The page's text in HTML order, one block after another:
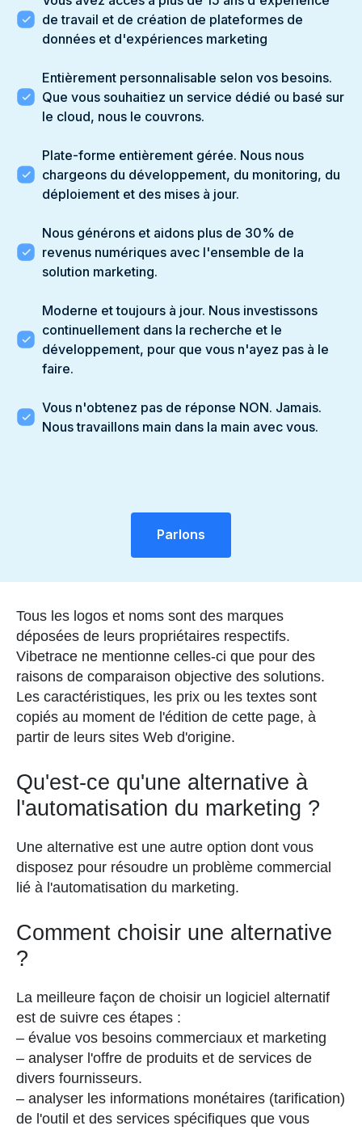
de travail et de création de plateformes de
données et d'expériences marketing
Entièrement personnalisable selon vos besoins.
Que vous souhaitiez un service dédié ou basé sur
le cloud, nous le couvrons.
Plate-forme entièrement gérée. Nous nous
chargeons du développement, du monitoring, du
déploiement et des mises à jour.
Nous générons et aidons plus de 30% de
revenus numériques avec l'ensemble de la
solution marketing.
Moderne et toujours à jour. Nous investissons
continuellement dans la recherche et le
développement, pour que vous n'ayez pas à le
faire.
Vous n'obtenez pas de réponse NON. Jamais.
Nous travaillons main dans la main avec vous.
Parlons
Tous les logos et noms sont des marques
déposées de leurs propriétaires respectifs.
Vibetrace ne mentionne celles-ci que pour des
raisons de comparaison objective des solutions.
Les caractéristiques, les prix ou les textes sont
copiés au moment de l'édition de cette page, à
partir de leurs sites Web d'origine.
Qu'est-ce qu'une alternative à
l'automatisation du marketing ?
Une alternative est une autre option dont vous
disposez pour résoudre un problème commercial
lié à l'automatisation du marketing.
Comment choisir une alternative
?
La meilleure façon de choisir un logiciel alternatif
est de suivre ces étapes :
– évalue vos besoins commerciaux et marketing
– analyser l'offre de produits et de services de
divers fournisseurs.
– analyser les informations monétaires (tarification)
de l'outil et des services spécifiques que vous